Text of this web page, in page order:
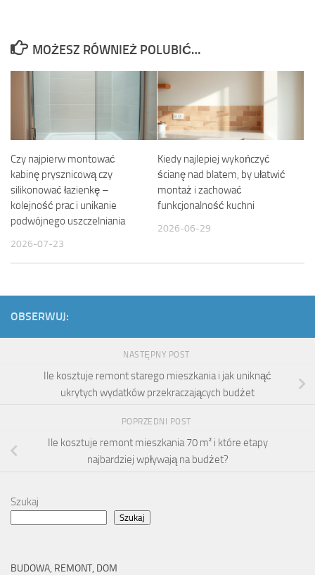
MOŻESZ RÓWNIEŻ POLUBIĆ…
Czy najpierw montować
kabinę prysznicową czy
silikonować łazienkę –
kolejność prac i unikanie
podwójnego uszczelniania
2026-07-23
Kiedy najlepiej wykończyć
ścianę nad blatem, by ułatwić
montaż i zachować
funkcjonalność kuchni
2026-06-29
OBSERWUJ:
NASTĘPNY POST
Ile kosztuje remont starego mieszkania i jak uniknąć
ukrytych wydatków przekraczających budżet
POPRZEDNI POST
Ile kosztuje remont mieszkania 70 m² i które etapy
najbardziej wpływają na budżet?
Szukaj
Szukaj
BUDOWA, REMONT, DOM